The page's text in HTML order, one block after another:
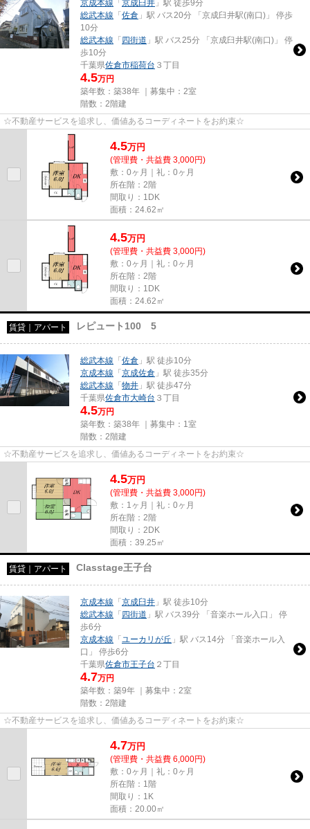
京成本線 「 京成臼井 」駅 徒歩9分
総武本線 「 佐倉 」駅 バス20分 「京成臼井駅(南口)」 停歩
10分
総武本線 「 四街道 」駅 バス25分 「京成臼井駅(南口)」 停
歩10分
千葉県佐倉市稲荷台 ３丁目
4.5万円
築年数：築38年 ｜募集中： 2室
階数：2階建
☆不動産サービスを追求し、価値あるコーディネートをお約束☆
4.5万円
(管理費・共益費 3,000円)
敷：0ヶ月｜礼：0ヶ月
所在階：2階
間取り：1DK
面積：24.62㎡
4.5万円
(管理費・共益費 3,000円)
敷：0ヶ月｜礼：0ヶ月
所在階：2階
間取り：1DK
面積：24.62㎡
賃貸｜アパート レピュート100 5
総武本線 「 佐倉 」駅 徒歩10分
京成本線 「 京成佐倉 」駅 徒歩35分
総武本線 「 物井 」駅 徒歩47分
千葉県佐倉市大崎台 ３丁目
4.5万円
築年数：築38年 ｜募集中： 1室
階数：2階建
☆不動産サービスを追求し、価値あるコーディネートをお約束☆
4.5万円
(管理費・共益費 3,000円)
敷：1ヶ月｜礼：0ヶ月
所在階：2階
間取り：2DK
面積：39.25㎡
賃貸｜アパート Classtage王子台
京成本線 「 京成臼井 」駅 徒歩10分
総武本線 「 四街道 」駅 バス39分 「音楽ホール入口」 停
歩6分
京成本線 「 ユーカリが丘 」駅 バス14分 「音楽ホール入
口」 停歩6分
千葉県佐倉市王子台 ２丁目
4.7万円
築年数：築9年 ｜募集中： 2室
階数：2階建
☆不動産サービスを追求し、価値あるコーディネートをお約束☆
4.7万円
(管理費・共益費 6,000円)
敷：0ヶ月｜礼：0ヶ月
所在階：1階
間取り：1K
面積：20.00㎡